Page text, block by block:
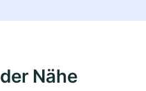
Nähe